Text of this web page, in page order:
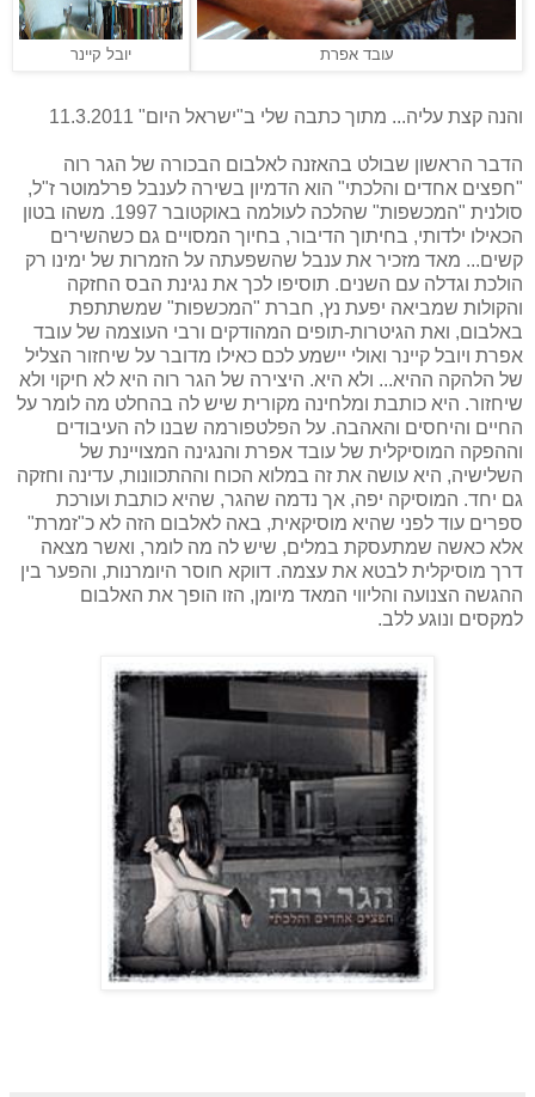
עובד אפרת יובל קיינר
והנה קצת עליה... מתוך כתבה שלי ב"ישראל היום" 11.3.2011
הדבר הראשון שבולט בהאזנה לאלבום הבכורה של הגר רוה
"חפצים אחדים והלכתי" הוא הדמיון בשירה לענבל פרלמוטר ז"ל,
סולנית "המכשפות" שהלכה לעולמה באוקטובר 1997. משהו בטון
הכאילו ילדותי, בחיתוך הדיבור, בחיוך המסויים גם כשהשירים
קשים... מאד מזכיר את ענבל שהשפעתה על הזמרות של ימינו רק
הולכת וגדלה עם השנים. תוסיפו לכך את נגינת הבס החזקה
והקולות שמביאה יפעת נץ, חברת "המכשפות" שמשתתפת
באלבום, ואת הגיטרות-תופים המהודקים ורבי העוצמה של עובד
אפרת ויובל קיינר ואולי יישמע לכם כאילו מדובר על שיחזור הצליל
של הלהקה ההיא... ולא היא. היצירה של הגר רוה היא לא חיקוי ולא
שיחזור. היא כותבת ומלחינה מקורית שיש לה בהחלט מה לומר על
החיים והיחסים והאהבה. על הפלטפורמה שבנו לה העיבודים
וההפקה המוסיקלית של עובד אפרת והנגינה המצויינת של
השלישיה, היא עושה את זה במלוא הכוח וההתכוונות, עדינה וחזקה
גם יחד. המוסיקה יפה, אך נדמה שהגר, שהיא כותבת ועורכת
ספרים עוד לפני שהיא מוסיקאית, באה לאלבום הזה לא כ"זמרת"
אלא כאשה שמתעסקת במלים, שיש לה מה לומר, ואשר מצאה
דרך מוסיקלית לבטא את עצמה. דווקא חוסר היומרנות, והפער בין
ההגשה הצנועה והליווי המאד מיומן, הזו הופך את האלבום
למקסים ונוגע ללב.